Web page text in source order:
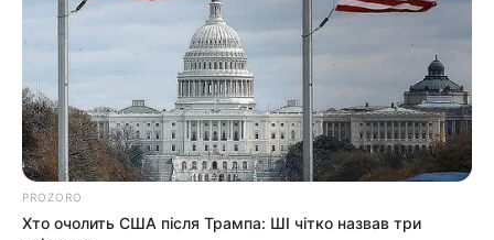
PROZORO
Хто очолить США після Трампа: ШІ чітко назвав три